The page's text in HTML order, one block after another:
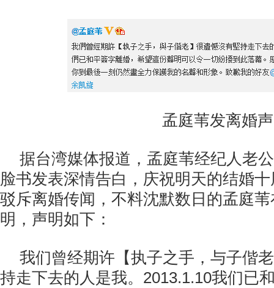
孟庭苇发离婚声
据台湾媒体报道，孟庭苇经纪人老
脸书发表深情告白，庆祝明天的结婚
驳斥离婚传闻，不料沈默数日的孟庭
明，声明如下：
我们曾经期许【执子之手，与子偕
持走下去的人是我。2013.1.10我们已